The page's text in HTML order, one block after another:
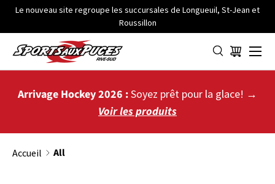
ALLER AU CONTENU
Le nouveau site regroupe les succursales de Longueuil, St-Jean et
Roussillon
Panier
Menu
Arrivage Hockey 2026 :Soyez prêt pour la glace! →
Voir les produits
Accueil All